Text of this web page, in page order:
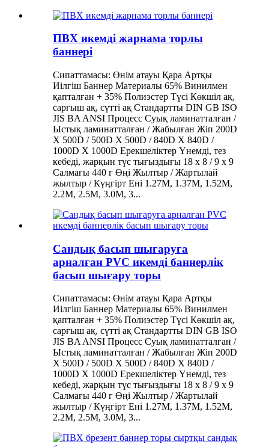
ПВХ икемді жарнама торлы
баннері
Сипаттамасы: Өнім атауы Қара Артқы
Иілгіш Баннер Материалы 65% Винилмен
қапталған + 35% Полиэстер Түсі Көкшіл ақ,
сарғыш ақ, сүтті ақ Стандартты DIN GB ISO
JIS BA ANSI Процесс Суық ламинатталған /
Ыстық ламинатталған / Жабылған Жіп 200D
X 500D / 500D X 500D / 840D X 840D /
1000D X 1000D Ерекшеліктер Үнемді, тез
кебеді, жарқын түс тығыздығы 18 x 8 / 9 x 9
Салмағы 440 г Өңі Жылтыр / Жартылай
жылтыр / Күңгірт Ені 1.27M, 1.37M, 1.52M,
2.2M, 2.5M, 3.0M, 3...
Сандық басып шығаруға
арналған PVC икемді баннерлік
басып шығару торы
Сипаттамасы: Өнім атауы Қара Артқы
Иілгіш Баннер Материалы 65% Винилмен
қапталған + 35% Полиэстер Түсі Көкшіл ақ,
сарғыш ақ, сүтті ақ Стандартты DIN GB ISO
JIS BA ANSI Процесс Суық ламинатталған /
Ыстық ламинатталған / Жабылған Жіп 200D
X 500D / 500D X 500D / 840D X 840D /
1000D X 1000D Ерекшеліктер Үнемді, тез
кебеді, жарқын түс тығыздығы 18 x 8 / 9 x 9
Салмағы 440 г Өңі Жылтыр / Жартылай
жылтыр / Күңгірт Ені 1.27M, 1.37M, 1.52M,
2.2M, 2.5M, 3.0M, 3...